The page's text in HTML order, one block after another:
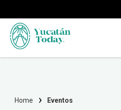
Home Eventos